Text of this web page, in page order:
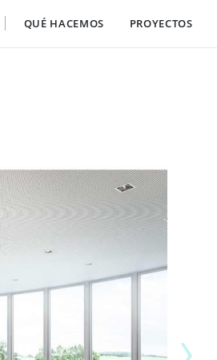
QUÉ HACEMOS PROYECTOS